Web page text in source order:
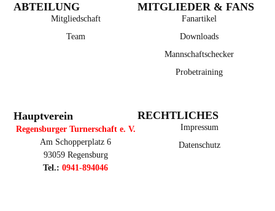
ABTEILUNG
Mitgliedschaft
Team
MITGLIEDER & FANS
Fanartikel
Downloads
Mannschaftschecker
Probetraining
Hauptverein
Regensburger Turnerschaft e. V.
Am Schopperplatz 6
93059 Regensburg
Tel.:0941-894046
RECHTLICHES
Impressum
Datenschutz